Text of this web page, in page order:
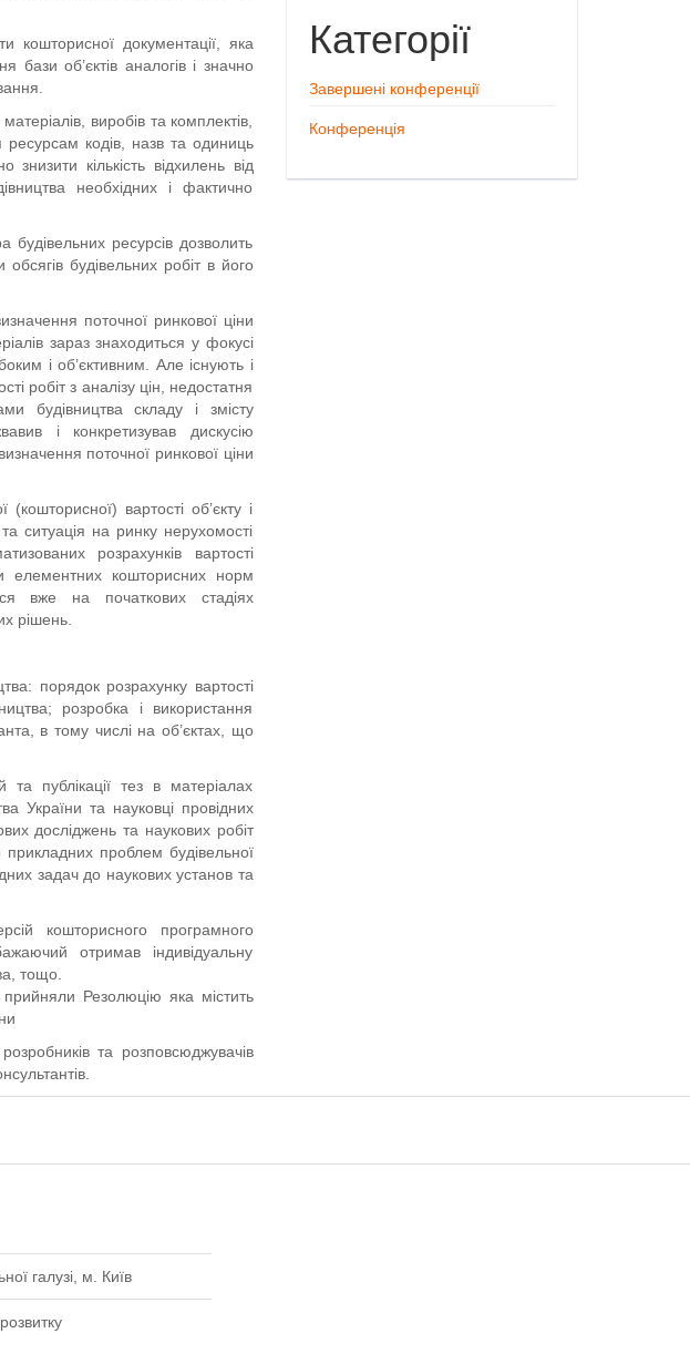
документації, яка
об’єктів аналогів і значно
виробів та комплектів,
ресурсам кодів, назв та одиниць
кількість відхилень від
необхідних і фактично
будівельних ресурсів дозволить
будівельних робіт в його
поточної ринкової ціни
зараз знаходиться у фокусі
і об’єктивним. Але існують і
робіт з аналізу цін, недостатня
будівництва складу і змісту
і конкретизував дискусію
поточної ринкової ціни
вартості об’єкту і
ситуація на ринку нерухомості
розрахунків вартості
елементних кошторисних норм
вже на початкових стадіях
рішень.
порядок розрахунку вартості
розробка і використання
в тому числі на об’єктах, що
публікації тез в матеріалах
України та науковці провідних
досліджень та наукових робіт
прикладних проблем будівельної
задач до наукових установ та
кошторисного програмного
отримав індивідуальну
тощо.
прийняли Резолюцію яка містить
та розповсюджувачів
галузі, м. Київ
Категорії
Завершені конференції
Конференція